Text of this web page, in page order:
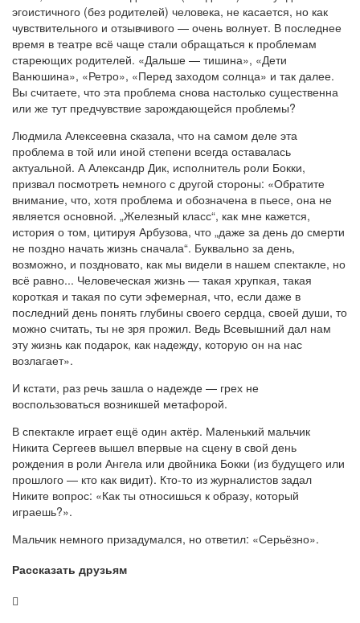
эгоистичного (без родителей) человека, не касается, но как
чувствительного и отзывчивого — очень волнует. В последнее
время в театре всё чаще стали обращаться к проблемам
стареющих родителей. «Дальше — тишина», «Дети
Ванюшина», «Ретро», «Перед заходом солнца» и так далее.
Вы считаете, что эта проблема снова настолько существенна
или же тут предчувствие зарождающейся проблемы?
Людмила Алексеевна сказала, что на самом деле эта
проблема в той или иной степени всегда оставалась
актуальной. А Александр Дик, исполнитель роли Бокки,
призвал посмотреть немного с другой стороны: «Обратите
внимание, что, хотя проблема и обозначена в пьесе, она не
является основной. „Железный класс“, как мне кажется,
история о том, цитируя Арбузова, что „даже за день до смерти
не поздно начать жизнь сначала“. Буквально за день,
возможно, и поздновато, как мы видели в нашем спектакле, но
всё равно... Человеческая жизнь — такая хрупкая, такая
короткая и такая по сути эфемерная, что, если даже в
последний день понять глубины своего сердца, своей души, то
можно считать, ты не зря прожил. Ведь Всевышний дал нам
эту жизнь как подарок, как надежду, которую он на нас
возлагает».
И кстати, раз речь зашла о надежде — грех не
воспользоваться возникшей метафорой.
В спектакле играет ещё один актёр. Маленький мальчик
Никита Сергеев вышел впервые на сцену в свой день
рождения в роли Ангела или двойника Бокки (из будущего или
прошлого — кто как видит). Кто-то из журналистов задал
Никите вопрос: «Как ты относишься к образу, который
играешь?».
Мальчик немного призадумался, но ответил: «Серьёзно».
Рассказать друзьям